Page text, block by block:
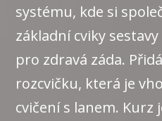
systému, kde si
základní cviky
pro zdravá záda.
rozcvičku, která je
cvičení s lanem.